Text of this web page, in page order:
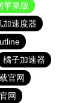
苹果版
加速度器
橘子加速器
官网
网